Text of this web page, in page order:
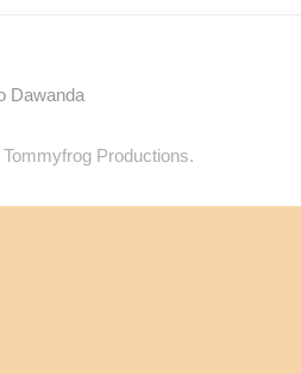
Tommyfrog Productions.